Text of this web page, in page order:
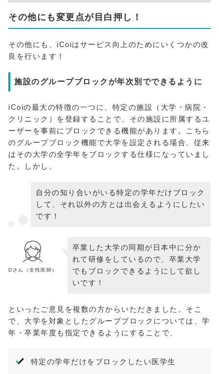
しました。本記事では、新しいiCoiの
ロゴに込めた私たちの思いや、実際に
ロゴを作るまでの過程・こだわった点
す！
その他にも変更点が目白押し！
その他にも、iCoiはサービス向上のためにいくつかの改
良を行います！
施設のグループブロックが年次別でできるように
iCoiの最大の特徴の一つに、特定の施設（大学・病院・
クリニック）を登録することで、その施設に所属するユ
ーザーを事前にブロックできる機能があります。こちら
のグループブロック機能で大学を設定される場合、従来
はその大学の全学年をブロックする仕様になっていまし
た。しかし、
自分の知り合いがいる特定の学年だけブロック
して、それ以外の方とは出会えるようにしたい
です！
Dさん（女性医師）
卒業した大学の同期が日本中に分か
れて研修をしているので、卒業大学
でもブロックできるようにして欲し
いです！
といったご意見を複数の方からいただきました。そこ
で、大学を対象としたグループブロックについては、学
年・卒業年度も指定できるようにすることで、
特定の学年だけをブロックしたい医学生